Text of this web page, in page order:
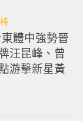
體中強勢晉
汪昆峰、曾
游擊新星黃